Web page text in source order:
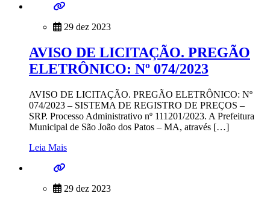
29 dez 2023
AVISO DE LICITAÇÃO. PREGÃO
ELETRÔNICO: Nº 074/2023
AVISO DE LICITAÇÃO. PREGÃO ELETRÔNICO: Nº
074/2023 – SISTEMA DE REGISTRO DE PREÇOS –
SRP. Processo Administrativo nº 111201/2023. A Prefeitura
Municipal de São João dos Patos – MA, através […]
Leia Mais
29 dez 2023